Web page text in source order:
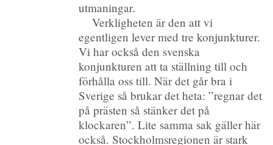
utmaningar.
Verkligheten är den att vi
egentligen lever med tre konjunkturer.
Vi har också den svenska
konjunkturen att ta ställning till och
förhålla oss till. När det går bra i
Sverige så brukar det heta: ”regnar det
på prästen så stänker det på
klockaren”. Lite samma sak gäller här
också. Stockholmsregionen är stark